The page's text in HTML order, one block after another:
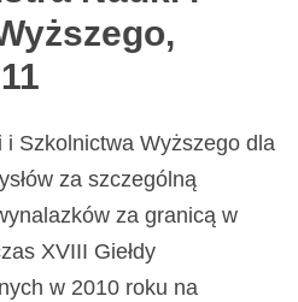
Szkolnictwa Wyższego dla
za szczególną
za granicą w
XVIII Giełdy
w 2010 roku na